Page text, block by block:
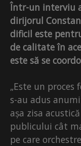
Într-un interviu
dirijorul
dificil este
de calitate în
este să se
„Este un
s-au adus
așa zisa
publicului cât
pe care